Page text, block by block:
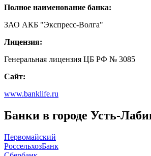
Полное наименование банка:
ЗАО АКБ "Экспресс-Волга"
Лицензия:
Генеральная лицензия ЦБ РФ № 3085
Сайт:
www.banklife.ru
Банки в городе Усть-
Первомайский
РоссельхозБанк